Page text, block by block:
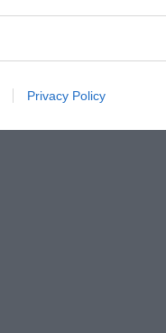
Privacy Policy